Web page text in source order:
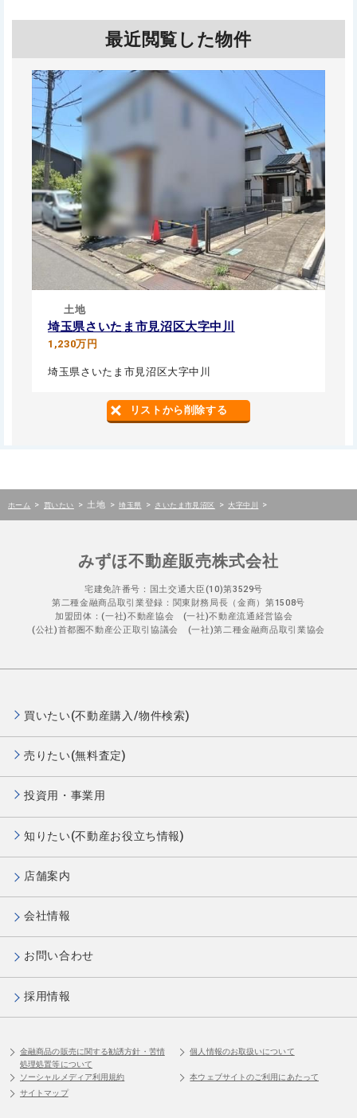
最近閲覧した物件
土地
埼玉県さいたま市見沼区大字中川
1,230万円
埼玉県さいたま市見沼区大字中川
リストから削除する
ホーム > 買いたい > 土地 > 埼玉県 > さいたま市見沼区 > 大字中川 >
みずほ不動産販売株式会社
宅建免許番号：国土交通大臣(10)第3529号
第二種金融商品取引業登録：関東財務局長（金商）第1508号
加盟団体：(一社)不動産協会 (一社)不動産流通経営協会
(公社)首都圏不動産公正取引協議会 (一社)第二種金融商品取引業協会
買いたい(不動産購入/物件検索)
売りたい(無料査定)
投資用・事業用
知りたい(不動産お役立ち情報)
店舗案内
会社情報
お問い合わせ
採用情報
金融商品の販売に関する勧誘方針・苦情
処理処置等について
個人情報のお取扱いについて
ソーシャルメディア利用規約
本ウェブサイトのご利用にあたって
サイトマップ